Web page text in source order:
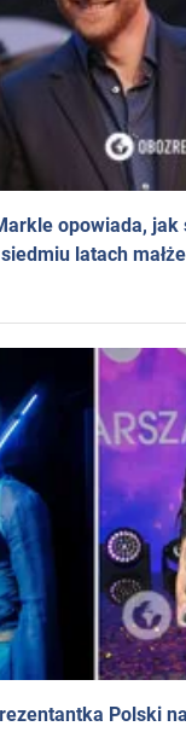
opowiada, jak
latach
Polski